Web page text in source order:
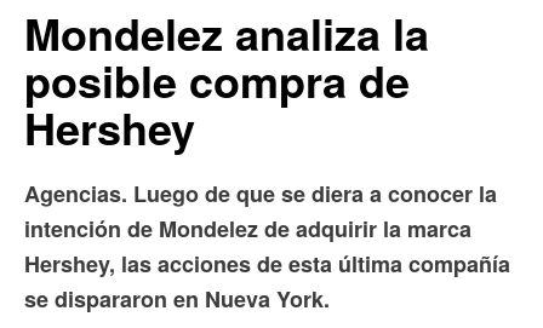
Mondelez analiza la
posible compra de
Hershey
Agencias. Luego de que se diera a conocer la
intención de Mondelez de adquirir la marca
Hershey, las acciones de esta última compañía
se dispararon en Nueva York.